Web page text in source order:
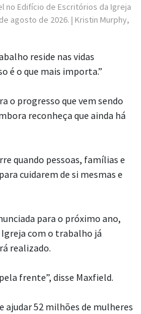
no Edifício de Escritórios da Igreja
agosto de 2026. | Kristin Murphy,
reside nas vidas
é o que mais importa.”
o progresso que vem sendo
reconheça que ainda há
quando pessoas, famílias e
cuidarem de si mesmas e
para o próximo ano,
com o trabalho já
realizado.
frente”, disse Maxfield.
ajudar 52 milhões de mulheres